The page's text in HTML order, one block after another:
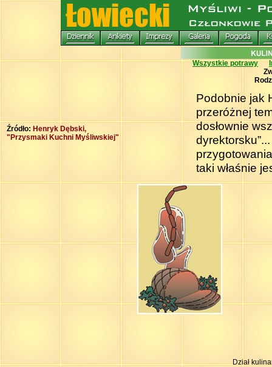
Wszystkie potrawy
Źródło: Henryk Dębski,
"Przysmaki Kuchni Myśliwskiej"
Podobnie jak
przeróżnej
dosłownie
taki właśnie
Dział